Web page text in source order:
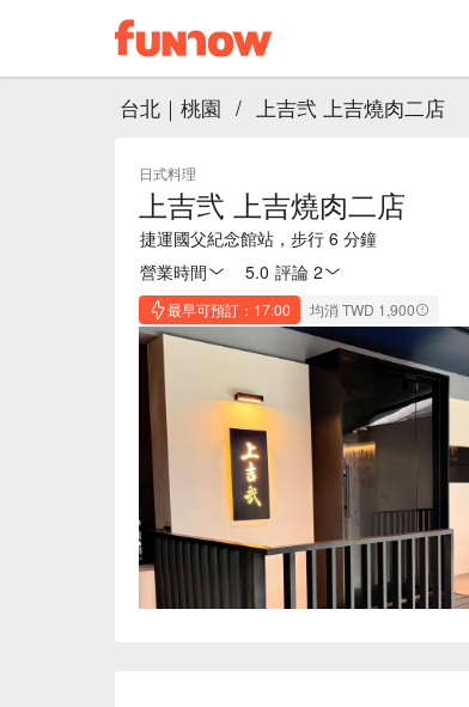
台北｜桃園 / 上吉弐 上吉燒肉二店
日式料理
上吉弐 上吉燒肉二店
捷運國父紀念館站，步行 6 分鐘
營業時間
5.0 評論 2
最早可預訂：17:00 均消 TWD 1,900